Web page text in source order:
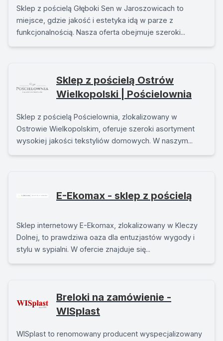
Sklep z pościelą Głęboki Sen w Jaroszowicach to
miejsce, gdzie jakość i estetyka idą w parze z
funkcjonalnością. Nasza oferta obejmuje szeroki...
Sklep z pościelą Ostrów
Wielkopolski | Pościelownia
Sklep z pościelą Pościelownia, zlokalizowany w
Ostrowie Wielkopolskim, oferuje szeroki asortyment
wysokiej jakości tekstyliów domowych. W naszym...
E-Ekomax - sklep z pościelą
Sklep internetowy E-Ekomax, zlokalizowany w Kleczy
Dolnej, to prawdziwa oaza dla entuzjastów wygody i
stylu w sypialni. W ofercie znajduje się...
Breloki na zamówienie -
WISplast
WISplast to renomowany producent wyspecjalizowany